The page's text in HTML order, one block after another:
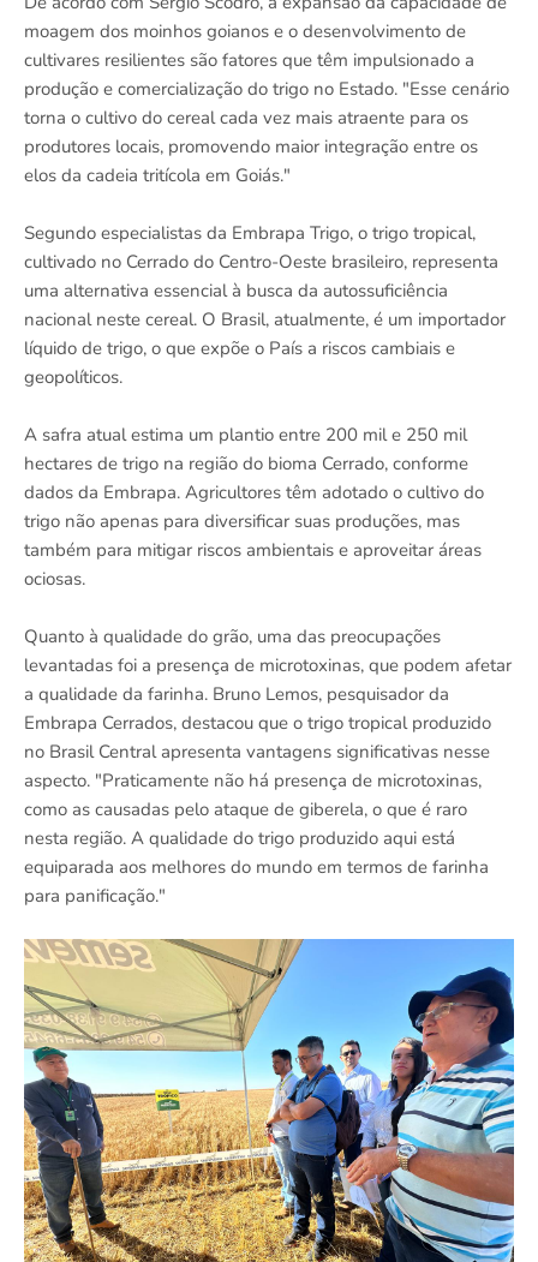
moagem dos moinhos goianos e o desenvolvimento de
cultivares resilientes são fatores que têm impulsionado a
produção e comercialização do trigo no Estado. "Esse cenário
torna o cultivo do cereal cada vez mais atraente para os
produtores locais, promovendo maior integração entre os
elos da cadeia tritícola em Goiás."
Segundo especialistas da Embrapa Trigo, o trigo tropical,
cultivado no Cerrado do Centro-Oeste brasileiro, representa
uma alternativa essencial à busca da autossuficiência
nacional neste cereal. O Brasil, atualmente, é um importador
líquido de trigo, o que expõe o País a riscos cambiais e
geopolíticos.
A safra atual estima um plantio entre 200 mil e 250 mil
hectares de trigo na região do bioma Cerrado, conforme
dados da Embrapa. Agricultores têm adotado o cultivo do
trigo não apenas para diversificar suas produções, mas
também para mitigar riscos ambientais e aproveitar áreas
ociosas.
Quanto à qualidade do grão, uma das preocupações
levantadas foi a presença de microtoxinas, que podem afetar
a qualidade da farinha. Bruno Lemos, pesquisador da
Embrapa Cerrados, destacou que o trigo tropical produzido
no Brasil Central apresenta vantagens significativas nesse
aspecto. "Praticamente não há presença de microtoxinas,
como as causadas pelo ataque de giberela, o que é raro
nesta região. A qualidade do trigo produzido aqui está
equiparada aos melhores do mundo em termos de farinha
para panificação."